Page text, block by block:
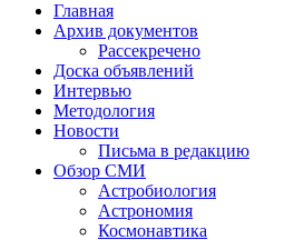
Главная
Архив документов
Рассекречено
Доска объявлений
Интервью
Методология
Новости
Письма в редакцию
Обзор СМИ
Астробиология
Астрономия
Космонавтика